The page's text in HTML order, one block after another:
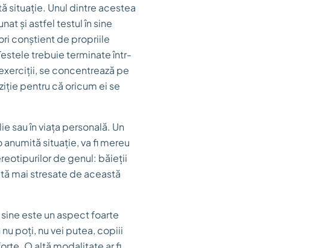
situație. Unul dintre acestea
și astfel testul în sine
conștient de propriile
trebuie terminate într-
se concentrează pe
pentru că oricum ei se
sau în viața personală. Un
situație, va fi mereu
de genul: băieții
mai stresate de această
este un aspect foarte
poți, nu vei putea, copiii